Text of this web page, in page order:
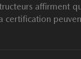
affirment
certification